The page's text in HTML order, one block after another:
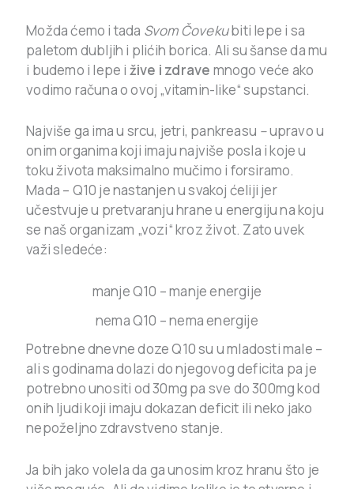
Možda ćemo i tada Svom Čovekubiti lepe i sa
paletom dubljih i plićih borica. Ali su šanse da mu
i budemo i lepe i žive i zdrave mnogo veće ako
vodimo računa o ovoj „vitamin-like“ supstanci.
Najviše ga ima u srcu, jetri, pankreasu –upravo u
onim organima koji imaju najviše posla i koje u
toku života maksimalno mučimo i forsiramo.
Mada – Q10 je nastanjen u svakoj ćeliji jer
učestvuje u pretvaranju hrane u energiju na koju
se naš organizam „vozi“ kroz život. Zato uvek
važi sledeće:
manje Q10 – manje energije
nema Q10 – nema energije
Potrebne dnevne doze Q10 su u mladosti male –
ali s godinama dolazi do njegovog deficita pa je
potrebno unositi od 30mg pa sve do 300mg kod
onih ljudi koji imaju dokazan deficit ili neko jako
nepoželjno zdravstveno stanje.
Ja bih jako volela da ga unosim kroz hranu što je